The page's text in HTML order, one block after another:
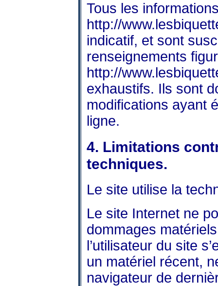
Tous les
http://
indicatif, et sont
renseignements
http://
exhaustifs. Ils sont
modifications ayant
ligne.
4. Limitations
techniques.
Le site utilise la
Le site Internet ne
dommages
l’utilisateur du site
un matériel récent,
navigateur de